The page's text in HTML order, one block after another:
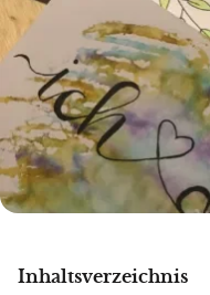
Inhaltsverzeichnis